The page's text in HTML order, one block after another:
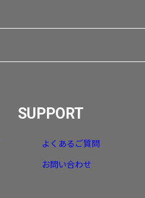
SUPPORT
よくあるご質問
お問い合わせ